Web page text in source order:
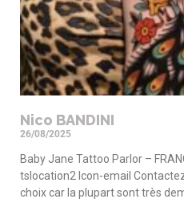
Nico BANDINI
26/08/2025
Baby Jane Tattoo Parlor –
tslocation2 Icon-email
choix car la plupart sont très